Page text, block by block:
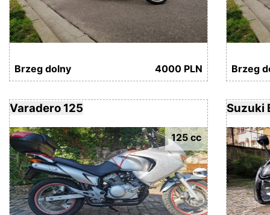
Brzeg dolny 4000 PLN Brzeg
Varadero 125
125 cc
Suzuki